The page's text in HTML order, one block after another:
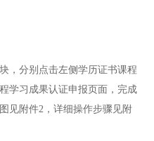
分别点击左侧学历证书课程
学习成果认证申报页面，完成
见附件2，详细操作步骤见附